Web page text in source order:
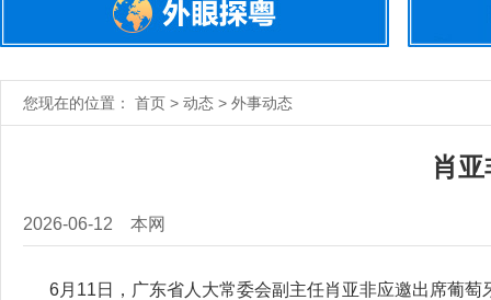
您现在的位置： 首页 > 动态 > 外事动态
肖
2026-06-12 本网
6月11日，广东省人大常委会副主任肖亚非应邀出席葡萄